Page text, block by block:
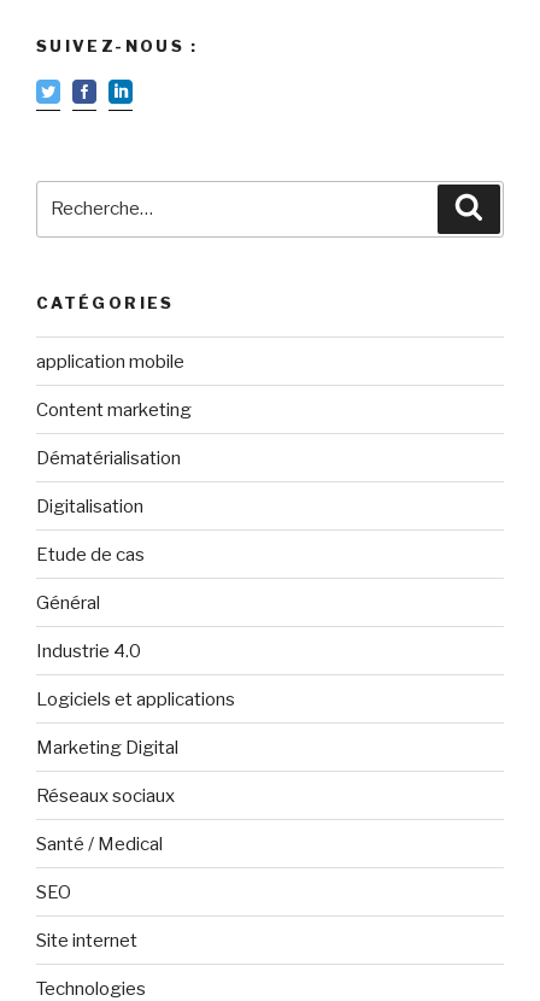
SUIVEZ-NOUS :
CATÉGORIES
application mobile
Content marketing
Dématérialisation
Digitalisation
Etude de cas
Général
Industrie 4.0
Logiciels et applications
Marketing Digital
Réseaux sociaux
Santé / Medical
SEO
Site internet
Technologies